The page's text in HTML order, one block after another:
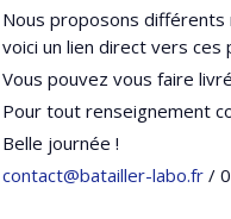
Nous proposons différents
voici un lien direct vers ces
Vous pouvez vous faire
Pour tout renseignement
Belle journée !
contact@batailler-labo.fr /